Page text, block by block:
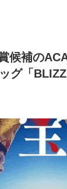
候補の
グ「